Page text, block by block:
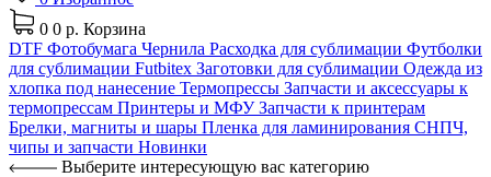
0 0 р. Корзина
DTF Фотобумага Чернила Расходка для сублимации Футболки
для сублимации Futbitex Заготовки для сублимации Одежда из
хлопка под нанесение Термопрессы Запчасти и аксессуары к
термопрессам Принтеры и МФУЗапчасти к принтерам
Брелки, магниты и шары Пленка для ламинирования СНПЧ,
чипы и запчасти Новинки
Выберите интересующую вас категорию